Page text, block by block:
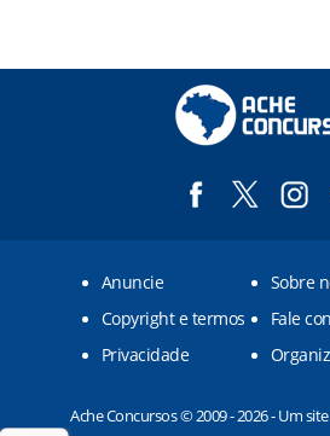
Fernandópolis/SP
General Salgado/SP
Guarani d`Oeste/SP
Jales/SP
Marinópolis/SP
Nova Canaã Paulista/SP
Anuncie
Sobre
Copyright e termos
Fale
Privacidade
Ache Concursos © 2009 - 2026 - Um